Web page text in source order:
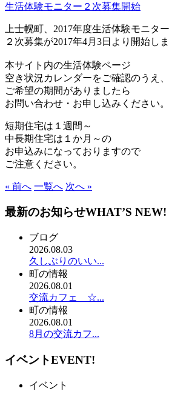
生活体験モニター２次募集開始
上士幌町、2017年度生活体験モニタ
２次募集が2017年4月3日より開始しま
本サイト内の生活体験ページ
空き状況カレンダーをご確認のうえ、
ご希望の期間がありましたら
お問い合わせ・お申し込みください。
短期住宅は１週間～
中長期住宅は１か月～の
お申込みになっておりますので
ご注意ください。
« 前へ 一覧へ 次へ »
最新のお知らせWHAT’S NEW!
ブログ
2026.08.03
久しぶりのいい...
町の情報
2026.08.01
交流カフェ ☆...
町の情報
2026.08.01
8月の交流カフ...
イベントEVENT!
イベント